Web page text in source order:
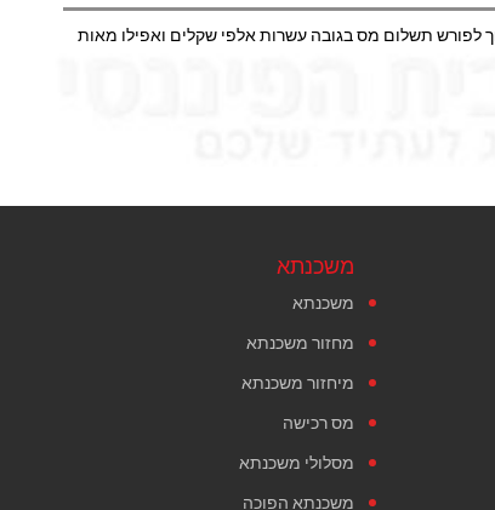
לפורש תשלום מס בגובה עשרות אלפי שקלים ואפילו מאות
משכנתא
משכנתא
מחזור משכנתא
מיחזור משכנתא
מס רכישה
מסלולי משכנתא
משכנתא הפוכה